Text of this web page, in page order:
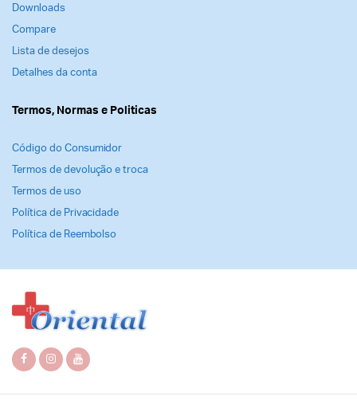
Downloads
Compare
Lista de desejos
Detalhes da conta
Termos, Normas e Politicas
Código do Consumidor
Termos de devolução e troca
Termos de uso
Política de Privacidade
Política de Reembolso